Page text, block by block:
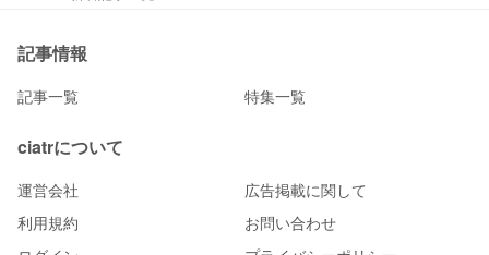
記事情報
記事一覧 特集一覧
ciatrについて
運営会社
広告掲載に関して
利用規約
お問い合わせ